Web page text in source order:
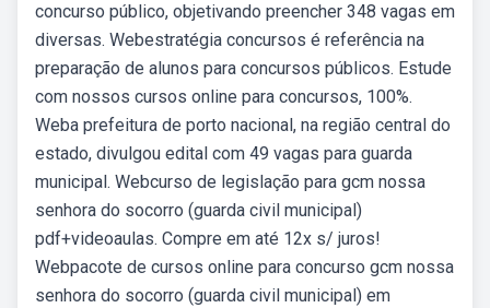
concurso público, objetivando preencher 348 vagas em
diversas. Webestratégia concursos é referência na
preparação de alunos para concursos públicos. Estude
com nossos cursos online para concursos, 100%.
Weba prefeitura de porto nacional, na região central do
estado, divulgou edital com 49 vagas para guarda
municipal. Webcurso de legislação para gcm nossa
senhora do socorro (guarda civil municipal)
pdf+videoaulas. Compre em até 12x s/ juros!
Webpacote de cursos online para concurso gcm nossa
senhora do socorro (guarda civil municipal) em